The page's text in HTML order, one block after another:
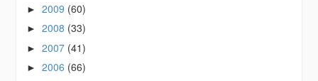
►2009 (60)
►2008 (33)
►2007 (41)
►2006 (66)